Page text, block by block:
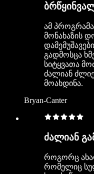
ამ
მონახაზის
გადმოსცა
სიტყვათა
ძალიან
მოახდინა.
Bryan-Canter
ძალიან
როგორც
რომელიც